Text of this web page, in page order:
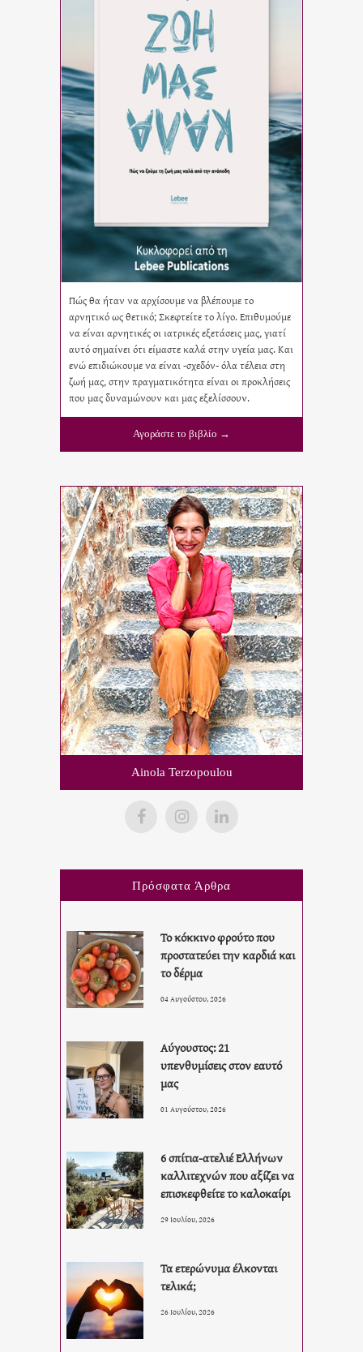
Πώς θα ήταν να αρχίσουμε να βλέπουμε το
αρνητικό ως θετικό; Σκεφτείτε το λίγο. Επιθυμούμε
να είναι αρνητικές οι ιατρικές εξετάσεις μας, γιατί
αυτό σημαίνει ότι είμαστε καλά στην υγεία μας. Και
ενώ επιδιώκουμε να είναι -σχεδόν- όλα τέλεια στη
ζωή μας, στην πραγματικότητα είναι οι προκλήσεις
που μας δυναμώνουν και μας εξελίσσουν.
Αγοράστε το βιβλίο →
Ainola Terzopoulou
Πρόσφατα Άρθρα
Το κόκκινο φρούτο που
προστατεύει την καρδιά και
το δέρμα
04 Αυγούστου, 2026
Αύγουστος: 21
υπενθυμίσεις στον εαυτό
μας
01 Αυγούστου, 2026
6 σπίτια-ατελιέ Ελλήνων
καλλιτεχνών που αξίζει να
επισκεφθείτε το καλοκαίρι
29 Ιουλίου, 2026
Τα ετερώνυμα έλκονται
τελικά;
26 Ιουλίου, 2026